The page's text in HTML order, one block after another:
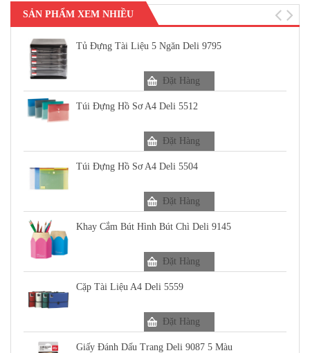
SẢN PHẨM XEM NHIỀU
Tủ Đựng Tài Liệu 5 Ngăn Deli 9795
Đặt Hàng
Túi Đựng Hồ Sơ A4 Deli 5512
Đặt Hàng
Túi Đựng Hồ Sơ A4 Deli 5504
Đặt Hàng
Khay Cắm Bút Hình Bút Chì Deli 9145
Đặt Hàng
Cặp Tài Liệu A4 Deli 5559
Đặt Hàng
Giấy Đánh Dấu Trang Deli 9087 5 Màu